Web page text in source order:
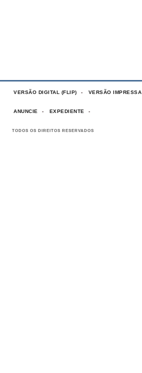
VERSÃO DIGITAL (FLIP) VERSÃO IMPRESSA
ANUNCIE EXPEDIENTE
TODOS OS DIREITOS RESERVADOS